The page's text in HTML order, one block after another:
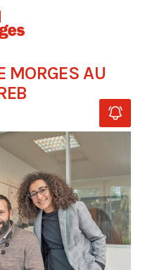
MORGES AU